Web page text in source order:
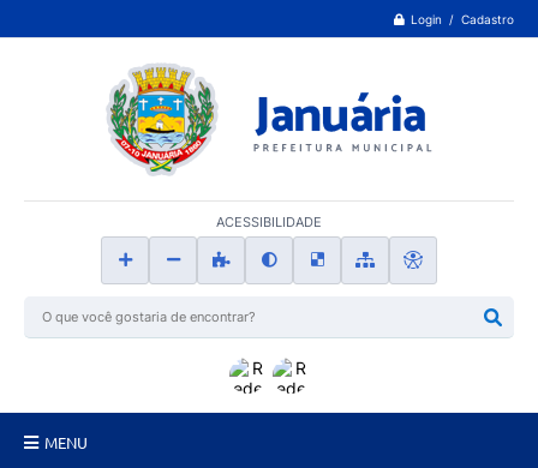
Login / Cadastro
ACESSIBILIDADE
MENU